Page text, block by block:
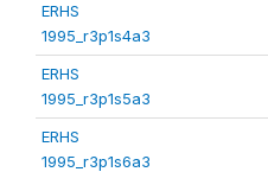
ERHS
1995_r3p1s4a3
ERHS
1995_r3p1s5a3
ERHS
1995_r3p1s6a3